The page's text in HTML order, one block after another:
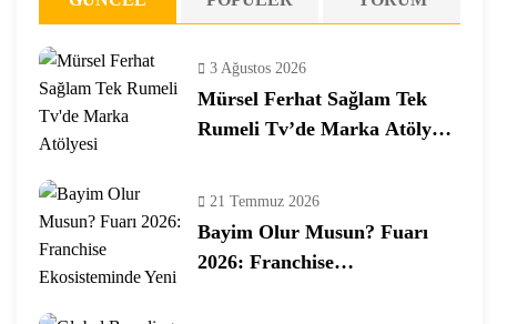
3 Ağustos 2026
Mürsel Ferhat Sağlam Tek
Rumeli Tv’de Marka Atölyesi
21 Temmuz 2026
Bayim Olur Musun? Fuarı
2026: Franchise